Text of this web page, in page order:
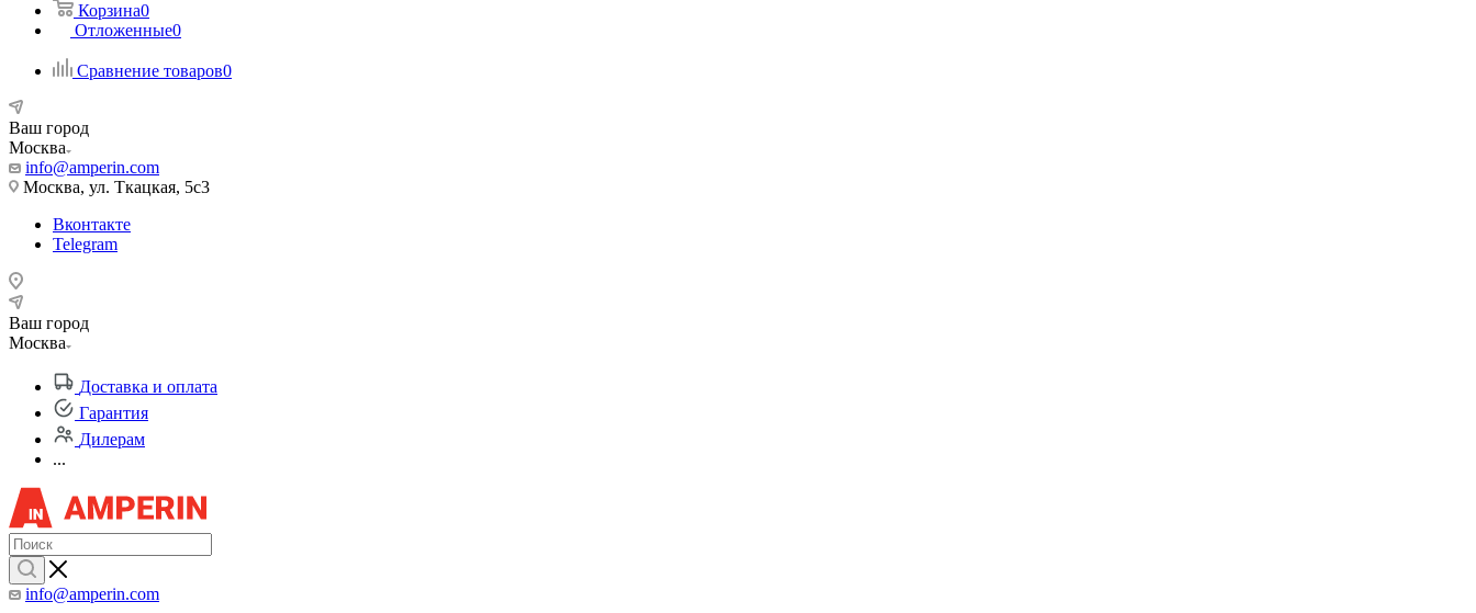
Корзина0
Отложенные0
Сравнение товаров0
Ваш город
Москва
info@amperin.com
Москва, ул. Ткацкая, 5с3
Вконтакте
Telegram
Ваш город
Москва
Доставка и оплата
Гарантия
Дилерам
...
info@amperin.com